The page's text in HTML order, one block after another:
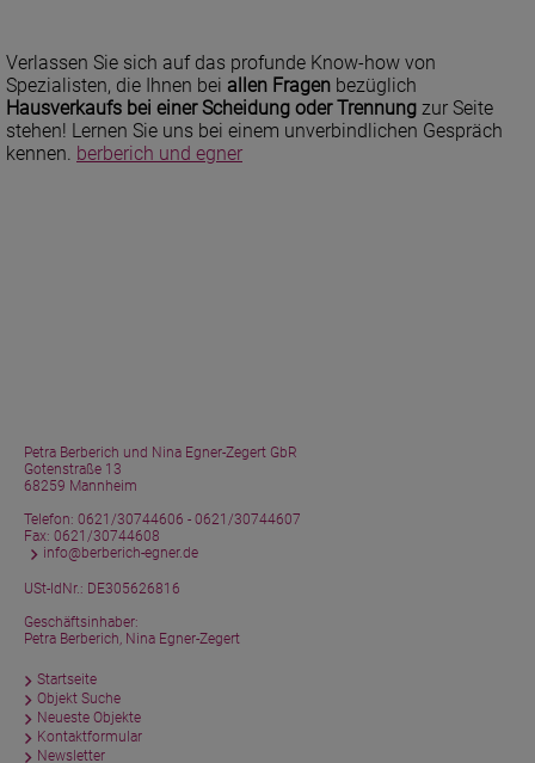
Verlassen Sie sich auf das profunde Know-how von
Spezialisten, die Ihnen bei allen Fragen bezüglich
Hausverkaufs bei einer Scheidung oder Trennung zur Seite
stehen! Lernen Sie uns bei einem unverbindlichen Gespräch
kennen. berberich und egner
Petra Berberich und Nina Egner-Zegert GbR
Gotenstraße 13
68259 Mannheim
Telefon: 0621/30744606 - 0621/30744607
Fax: 0621/30744608
info@berberich-egner.de
USt-IdNr.: DE305626816
Geschäftsinhaber:
Petra Berberich, Nina Egner-Zegert
Startseite
Objekt Suche
Neueste Objekte
Kontaktformular
Newsletter